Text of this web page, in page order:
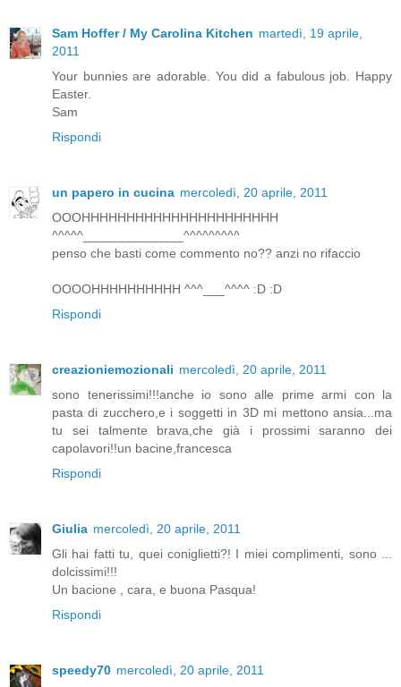
Sam Hoffer / My Carolina Kitchen martedì, 19 aprile,
2011
Your bunnies are adorable. You did a fabulous job. Happy
Easter.
Sam
Rispondi
un papero in cucina mercoledì, 20 aprile, 2011
OOOHHHHHHHHHHHHHHHHHHHHHH
^^^^^______________^^^^^^^^^
penso che basti come commento no?? anzi no rifaccio
OOOOHHHHHHHHHH ^^^___^^^^ :D :D
Rispondi
creazioniemozionali mercoledì, 20 aprile, 2011
sono tenerissimi!!!anche io sono alle prime armi con la
pasta di zucchero,e i soggetti in 3D mi mettono ansia...ma
tu sei talmente brava,che già i prossimi saranno dei
capolavori!!un bacine,francesca
Rispondi
Giulia mercoledì, 20 aprile, 2011
Gli hai fatti tu, quei coniglietti?! I miei complimenti, sono ...
dolcissimi!!!
Un bacione , cara, e buona Pasqua!
Rispondi
speedy70 mercoledì, 20 aprile, 2011